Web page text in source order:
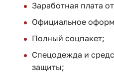
Заработная плата
Официальное
Полный соцпакет;
Спецодежда и
защиты;